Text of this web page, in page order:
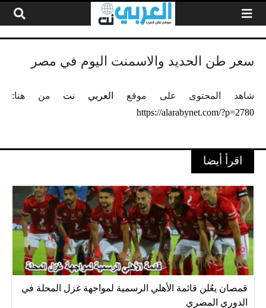
سعر طن الحديد والاسمنت اليوم في مصر
شاهد المحتوى على موقع العربي نت من هنا:
https://alarabynet.com/?p=2780
اقرأ أيضا
قمصان يعُلن قائمة الأهلي الرسمية لمواجهة غزل المحلة في
الدوري المصري